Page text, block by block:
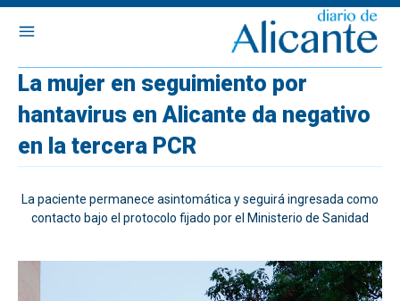
La mujer en seguimiento por
hantavirus en Alicante da negativo
en la tercera PCR
La paciente permanece asintomática y seguirá ingresada como
contacto bajo el protocolo fijado por el Ministerio de Sanidad